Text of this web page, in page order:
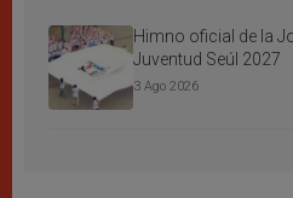
Himno oficial de la
Juventud Seúl 2027
3 Ago 2026